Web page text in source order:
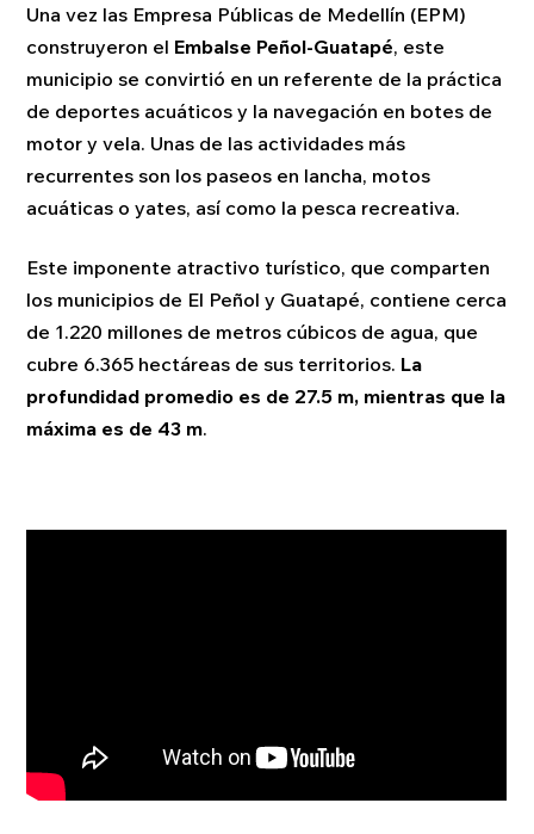
Una vez las Empresa Públicas de Medellín (EPM)
construyeron el Embalse Peñol-Guatapé, este
municipio se convirtió en un referente de la práctica
de deportes acuáticos y la navegación en botes de
motor y vela. Unas de las actividades más
recurrentes son los paseos en lancha, motos
acuáticas o yates, así como la pesca recreativa.
Este imponente atractivo turístico, que comparten
los municipios de El Peñol y Guatapé, contiene cerca
de 1.220 millones de metros cúbicos de agua, que
cubre 6.365 hectáreas de sus territorios. La
profundidad promedio es de 27.5 m, mientras que la
máxima es de 43 m.